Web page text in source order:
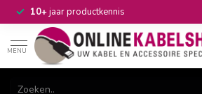
10+jaar productkennis
MENU